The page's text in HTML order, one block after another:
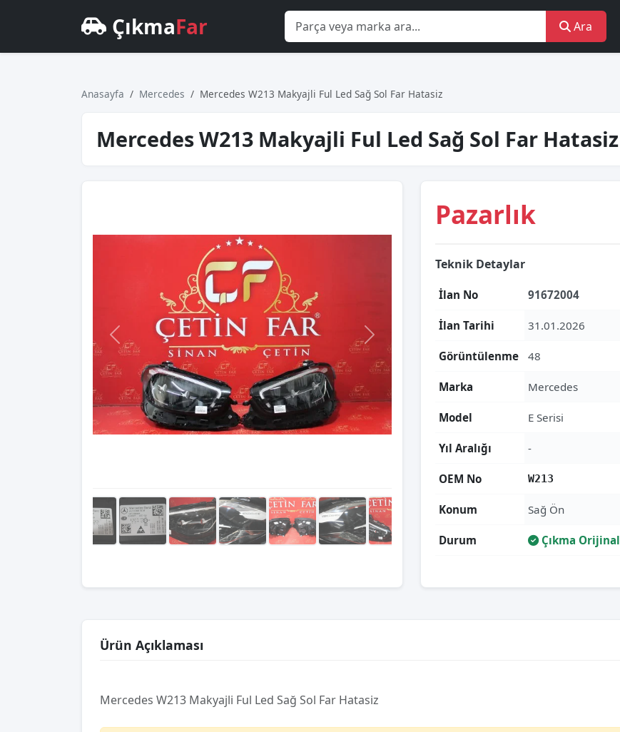
ÇıkmaFar Ara
Anasayfa Mercedes Mercedes W213 Makyajli Ful Led Sağ Sol Far Hatasiz
Mercedes W213 Makyajli Ful Led Sağ Sol Far Hatasiz
Pazarlık
Teknik Detaylar
İlan No 91672004
İlan Tarihi 31.01.2026
Görüntülenme 48
Marka Mercedes
Model E Serisi
Yıl Aralığı -
OEM No W213
Konum Sağ Ön
Durum Çıkma Orijinal
Ürün Açıklaması
Mercedes W213 Makyajli Ful Led Sağ Sol Far Hatasiz